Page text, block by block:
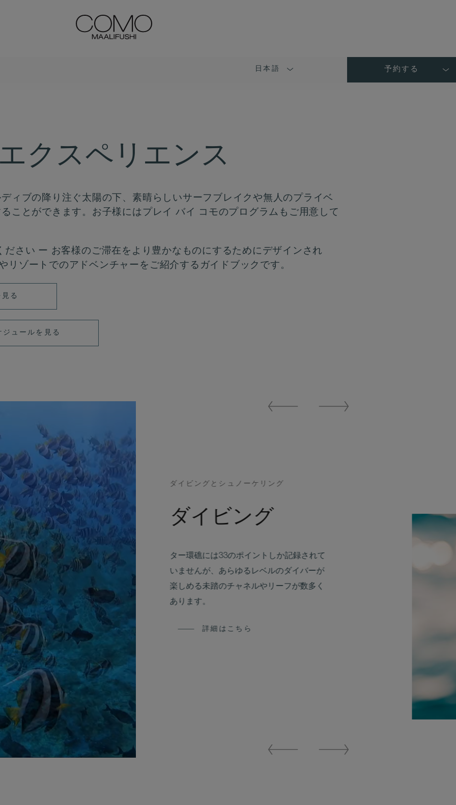
日本語 予約する
クスペリエンス
ィブの降り注ぐ太陽の下、素晴らしいサーフブレイクや無人のプライベ
ことができます。お子様にはプレイ バイ コモのプログラムもご用意して
ださい ー お客様のご滞在をより豊かなものにするためにデザインされ
リゾートでのアドベンチャーをご紹介するガイドブックです。
る
ュールを見る
Previous
Next
ダイビングとシュノーケリング
ダイビング
ター環礁には33のポイントしか記録されて
いませんが、あらゆるレベルのダイバーが
楽しめる未踏のチャネルやリーフが数多く
あります。
詳細はこちら
Previous
Next